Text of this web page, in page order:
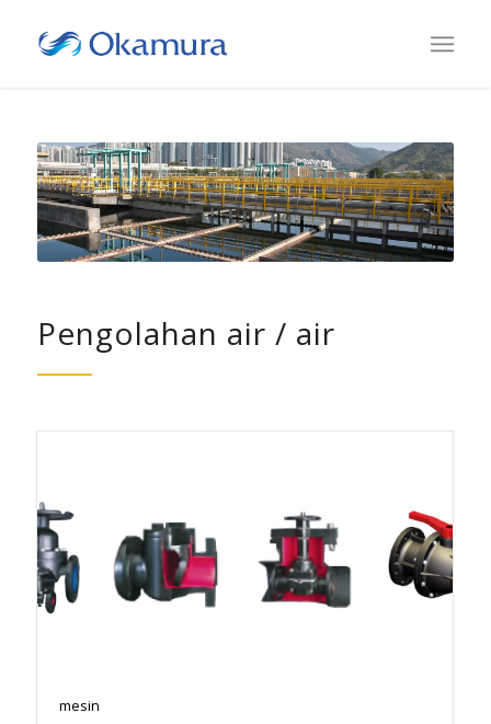
Pengolahan air / air
mesin